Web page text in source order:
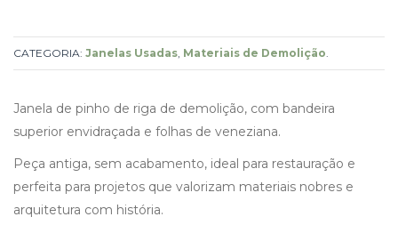
CATEGORIA: Janelas Usadas Materiais de Demolição
Janela de pinho de riga de demolição, com bandeira
superior envidraçada e folhas de veneziana.
Peça antiga, sem acabamento, ideal para restauração e
perfeita para projetos que valorizam materiais nobres e
arquitetura com história.